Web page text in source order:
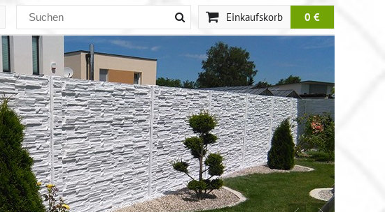
Einkaufskorb 0 €